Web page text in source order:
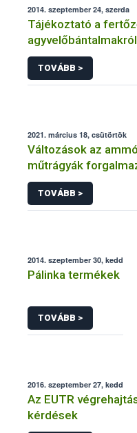
2014. szeptember 24, szerda
Tájékoztató a
agyvelőbántalmakról
TOVÁBB >
2021. március 18, csütörtök
Változások az
műtrágyák
TOVÁBB >
2014. szeptember 30, kedd
Pálinka termékek
TOVÁBB >
2016. szeptember 27, kedd
Az EUTR
kérdések